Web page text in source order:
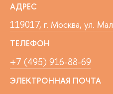
АДРЕС
119017, г. Москва, ул.
ТЕЛЕФОН
+7 (495) 916-88-69
ЭЛЕКТРОННАЯ ПОЧТА